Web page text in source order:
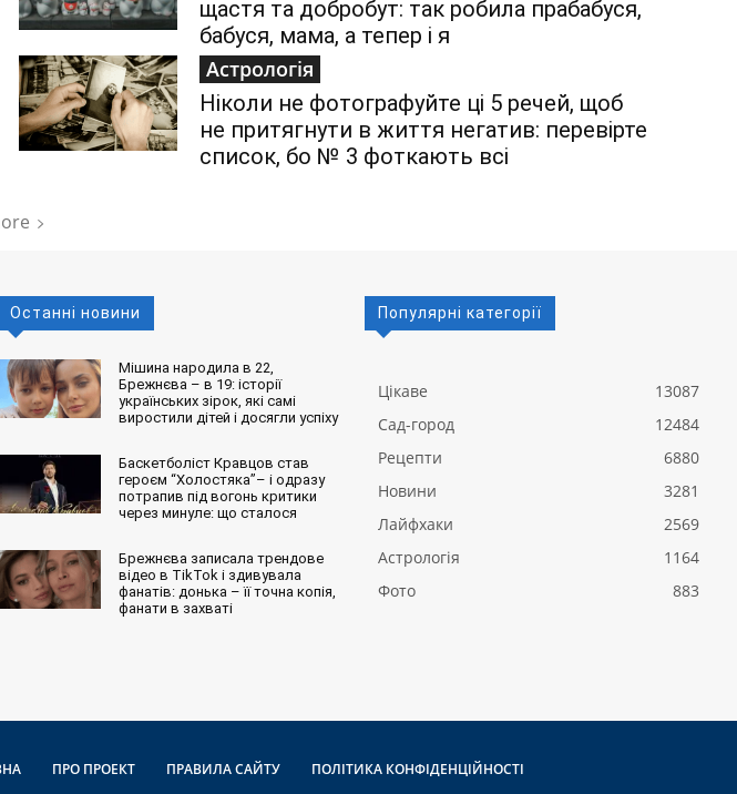
щастя та добробут: так робила прабабуся,
бабуся, мама, а тепер і я
Астрологія
Ніколи не фотографуйте ці 5 речей, щоб
не притягнути в життя негатив: перевірте
список, бо № 3 фоткають всі
Останні новини
Мішина народила в 22,
Брежнєва – в 19: історії
українських зірок, які самі
виростили дітей і досягли успіху
Баскетболіст Кравцов став
героєм “Холостяка”– і одразу
потрапив під вогонь критики
через минуле: що сталося
Брежнєва записала трендове
відео в TikTok і здивувала
фанатів: донька – її точна копія,
фанати в захваті
Популярні категорії
Цікаве
13087
Сад-город
12484
Рецепти
6880
Новини
3281
Лайфхаки
2569
Астрологія
1164
Фото
883
ПРО ПРОЕКТ ПРАВИЛА САЙТУ ПОЛІТИКА КОНФІДЕНЦІЙНОСТІ